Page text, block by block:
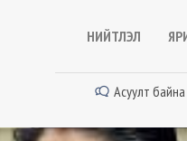
НИЙТЛЭЛ
Асуулт байна